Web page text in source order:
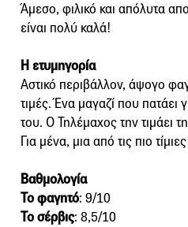
Άμεσο, φιλικό και απόλυτα
είναι πολύ καλά!
Η ετυμηγορία
Αστικό περιβάλλον, άψογο
τιμές. Ένα μαγαζί που πατάει
του. Ο Τηλέμαχος την τιμάει
Για μένα, μια από τις πιο
Βαθμολογία
Το φαγητό: 9/10
Το σέρβις: 8,5/10